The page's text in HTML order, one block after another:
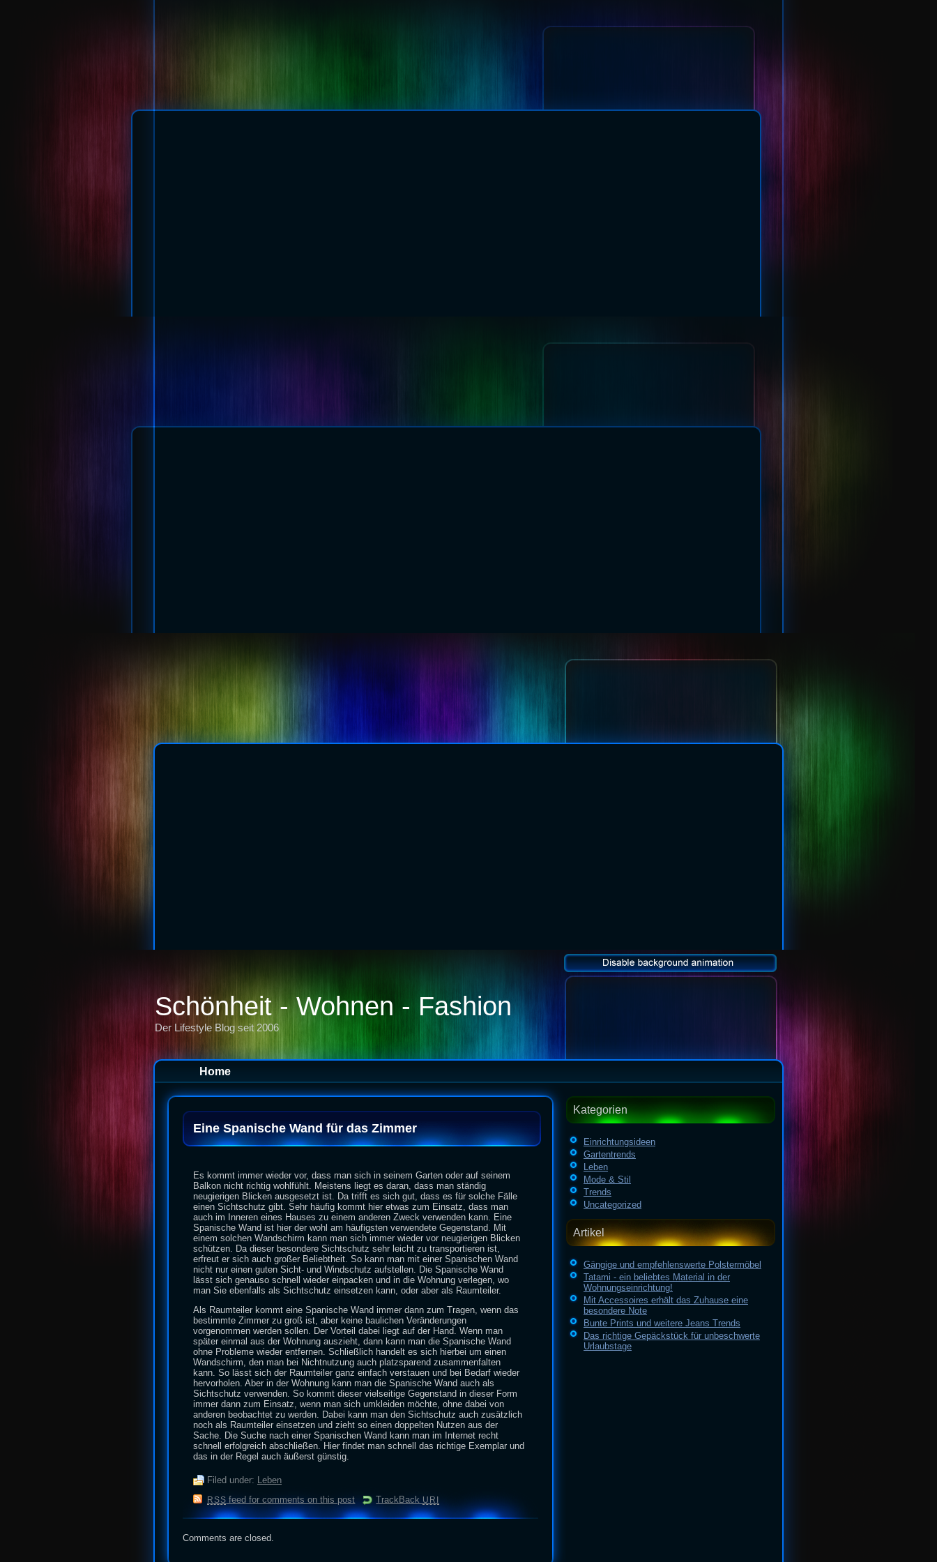
Schönheit - Wohnen - Fashion
Der Lifestyle Blog seit 2006
Home
Eine Spanische Wand für das Zimmer
Es kommt immer wieder vor, dass man sich in seinem Garten oder auf seinem
Balkon nicht richtig wohlfühlt. Meistens liegt es daran, dass man ständig
neugierigen Blicken ausgesetzt ist. Da trifft es sich gut, dass es für solche Fälle
einen Sichtschutz gibt. Sehr häufig kommt hier etwas zum Einsatz, dass man
auch im Inneren eines Hauses zu einem anderen Zweck verwenden kann. Eine
Spanische Wand ist hier der wohl am häufigsten verwendete Gegenstand. Mit
einem solchen Wandschirm kann man sich immer wieder vor neugierigen Blicken
schützen. Da dieser besondere Sichtschutz sehr leicht zu transportieren ist,
erfreut er sich auch großer Beliebtheit. So kann man mit einer Spanischen Wand
nicht nur einen guten Sicht- und Windschutz aufstellen. Die Spanische Wand
lässt sich genauso schnell wieder einpacken und in die Wohnung verlegen, wo
man Sie ebenfalls als Sichtschutz einsetzen kann, oder aber als Raumteiler.
Als Raumteiler kommt eine Spanische Wand immer dann zum Tragen, wenn das
bestimmte Zimmer zu groß ist, aber keine baulichen Veränderungen
vorgenommen werden sollen. Der Vorteil dabei liegt auf der Hand. Wenn man
später einmal aus der Wohnung auszieht, dann kann man die Spanische Wand
ohne Probleme wieder entfernen. Schließlich handelt es sich hierbei um einen
Wandschirm, den man bei Nichtnutzung auch platzsparend zusammenfalten
kann. So lässt sich der Raumteiler ganz einfach verstauen und bei Bedarf wieder
hervorholen. Aber in der Wohnung kann man die Spanische Wand auch als
Sichtschutz verwenden. So kommt dieser vielseitige Gegenstand in dieser Form
immer dann zum Einsatz, wenn man sich umkleiden möchte, ohne dabei von
anderen beobachtet zu werden. Dabei kann man den Sichtschutz auch zusätzlich
noch als Raumteiler einsetzen und zieht so einen doppelten Nutzen aus der
Sache. Die Suche nach einer Spanischen Wand kann man im Internet recht
schnell erfolgreich abschließen. Hier findet man schnell das richtige Exemplar und
das in der Regel auch äußerst günstig.
Filed under: Leben
RSS feed for comments on this post TrackBack URI
Comments are closed.
Kategorien
Einrichtungsideen
Gartentrends
Leben
Mode & Stil
Trends
Uncategorized
Artikel
Gängige und empfehlenswerte Polstermöbel
Tatami - ein beliebtes Material in der
Wohnungseinrichtung!
Mit Accessoires erhält das Zuhause eine
besondere Note
Bunte Prints und weitere Jeans Trends
Das richtige Gepäckstück für unbeschwerte
Urlaubstage